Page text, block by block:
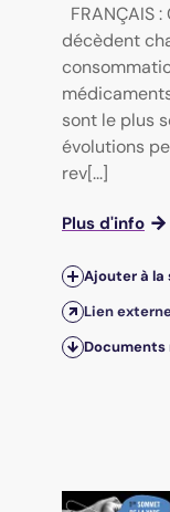
FRANÇAIS
décèdent
sont le plus
évolutions
rev[...]
Plus d'info
Ajouter à
Lien
Documents